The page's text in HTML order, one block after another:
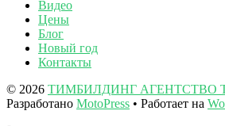
Видео
Цены
Блог
Новый год
Контакты
© 2026 ТИМБИЛДИНГ АГЕНТСТВО
Разработано MotoPress • Работает на